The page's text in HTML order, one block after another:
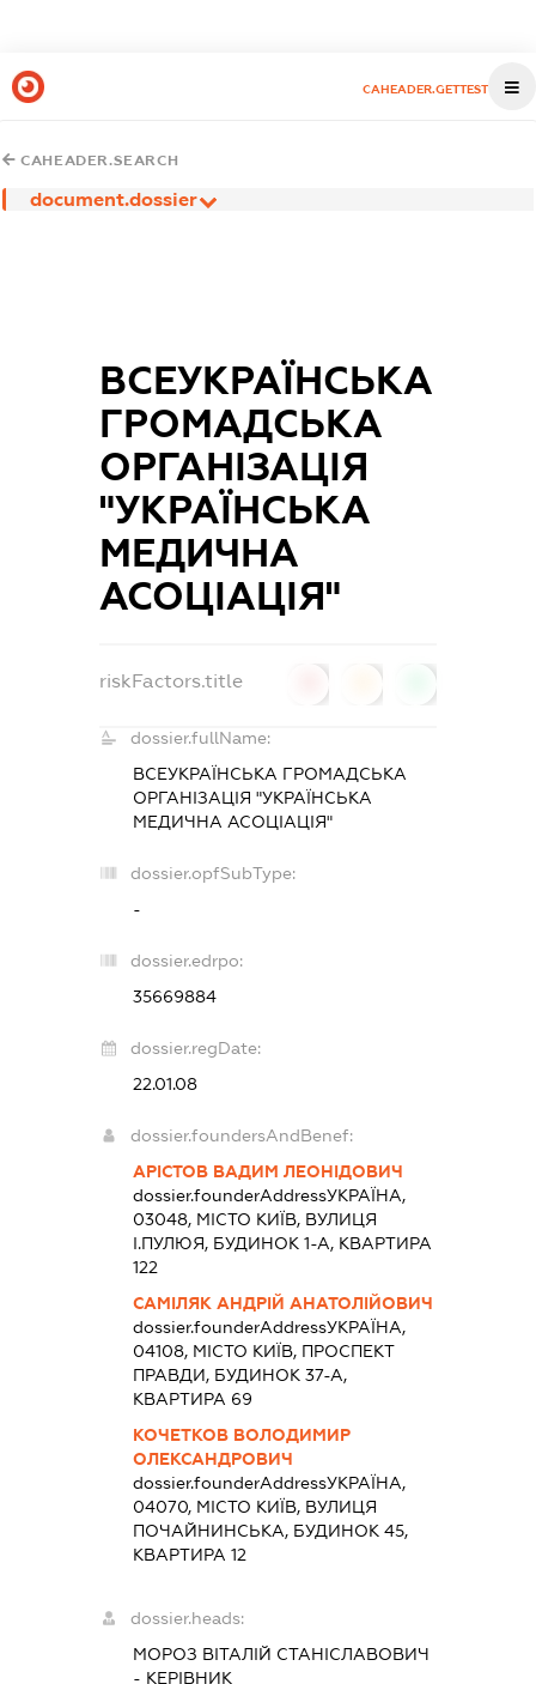
CAHEADER.GETTEST
CAHEADER.SEARCH
document.dossier
ВСЕУКРАЇНСЬКА
ГРОМАДСЬКА
ОРГАНІЗАЦІЯ
"УКРАЇНСЬКА
МЕДИЧНА
АСОЦІАЦІЯ"
riskFactors.title
dossier.fullName:
ВСЕУКРАЇНСЬКА ГРОМАДСЬКА
ОРГАНІЗАЦІЯ "УКРАЇНСЬКА
МЕДИЧНА АСОЦІАЦІЯ"
dossier.opfSubType:
-
dossier.edrpo:
35669884
dossier.regDate:
22.01.08
dossier.foundersAndBenef:
АРІСТОВ ВАДИМ ЛЕОНІДОВИЧ
dossier.founderAddressУКРАЇНА,
03048, МІСТО КИЇВ, ВУЛИЦЯ
І.ПУЛЮЯ, БУДИНОК 1-А, КВАРТИРА
122
САМІЛЯК АНДРІЙ АНАТОЛІЙОВИЧ
dossier.founderAddressУКРАЇНА,
04108, МІСТО КИЇВ, ПРОСПЕКТ
ПРАВДИ, БУДИНОК 37-А,
КВАРТИРА 69
КОЧЕТКОВ ВОЛОДИМИР
ОЛЕКСАНДРОВИЧ
dossier.founderAddressУКРАЇНА,
04070, МІСТО КИЇВ, ВУЛИЦЯ
ПОЧАЙНИНСЬКА, БУДИНОК 45,
КВАРТИРА 12
dossier.heads:
МОРОЗ ВІТАЛІЙ СТАНІСЛАВОВИЧ
- КЕРІВНИК